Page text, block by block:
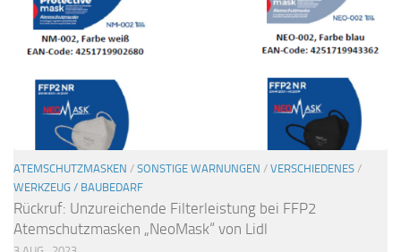
ATEMSCHUTZMASKEN / SONSTIGE WARNUNGEN / VERSCHIEDENES /
WERKZEUG / BAUBEDARF
Rückruf: Unzureichende Filterleistung bei FFP2
Atemschutzmasken „NeoMask“ von Lidl